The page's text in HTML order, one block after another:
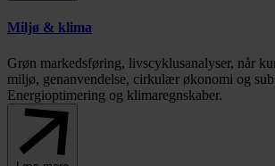
Miljø & klima
Grøn markedsføring, livscyklusanalyser, når
miljø, genanvendelse, cirkulær økonomi og
Energioptimering og klimaregnskaber.